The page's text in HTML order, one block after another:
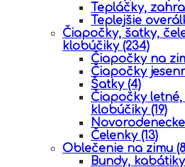
Tepláčky,
Teplejšie
Čiapočky, šatky,
klobúčiky (234)
Čiapočky na
Čiapočky
Šatky (4)
Čiapočky letné,
klobúčiky (19)
Čelenky (13)
Oblečenie na zimu
Bundy, kabátiky